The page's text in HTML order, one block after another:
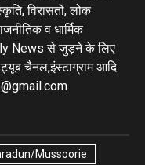
विरासतों, लोक
व धार्मिक
News से जुड़ने के लिए
चैनल,इंस्टाग्राम आदि
Mussoorie